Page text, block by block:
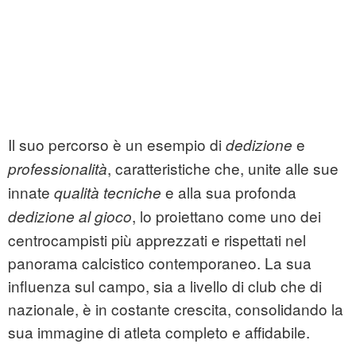
Il suo percorso è un esempio di dedizione e
professionalità, caratteristiche che, unite alle sue
innate qualità tecniche e alla sua profonda
dedizione al gioco, lo proiettano come uno dei
centrocampisti più apprezzati e rispettati nel
panorama calcistico contemporaneo. La sua
influenza sul campo, sia a livello di club che di
nazionale, è in costante crescita, consolidando la
sua immagine di atleta completo e affidabile.